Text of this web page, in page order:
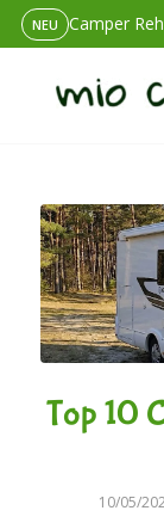
NEU Camper
Wohnmobil
Top 10
10/05/